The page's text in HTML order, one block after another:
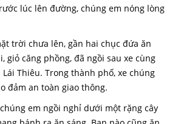
lúc lên đường, chúng em nóng lòng
trời chưa lên, gần hai chục đứa ăn
giỏ căng phồng, đã ngồi sau xe cùng
Thiêu. Trong thành phố, xe chúng
đảm an toàn giao thông.
em ngồi nghỉ dưới một rặng cây